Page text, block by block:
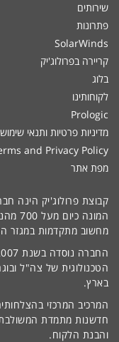
שירותים
פתרונות
SolarWinds
קריירה בפרולוג'יק
בלוג
לקוחותינו
Prologic
מדיניות פרטיות ותנאי שימוש
and Privacy Policy
מפת אתר
קבוצת פרולוג'יק הינה
מחשוב מתקדמות במגזר
הטכנולוגית של צה"ל
בארץ.
המרכיב המרכזי
חדשנות מתמדת המשולבת
והבנת הלקוח.